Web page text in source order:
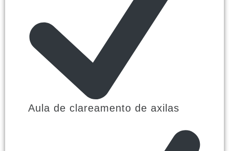
Aula de clareamento de axilas